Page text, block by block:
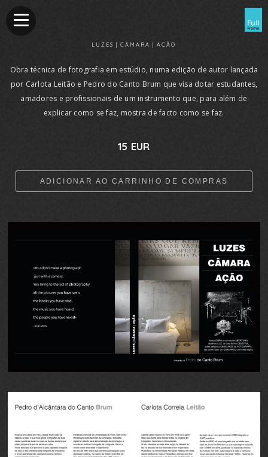
LUZES | CÂMARA | AÇÃO
Obra técnica de fotografia em estúdio, numa edição de autor lançada
por Carlota Leitão e Pedro do Canto Brum que visa dotar estudantes,
amadores e profissionais de um instrumento que, para além de
explicar como se faz, mostra de facto como se faz.
15 EUR
ADICIONAR AO CARRINHO DE COMPRAS